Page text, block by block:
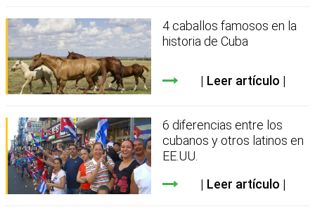
4 caballos famosos en la
historia de Cuba
Leer artículo
6 diferencias entre los
cubanos y otros latinos en
EE.UU.
Leer artículo